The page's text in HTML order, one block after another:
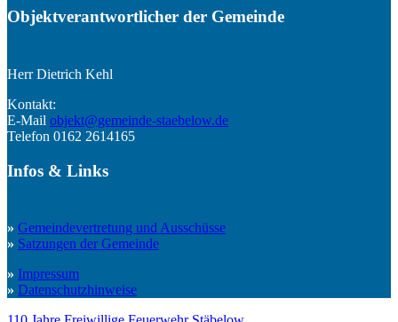
Objektverantwortlicher der Gemeinde
Herr Dietrich Kehl
Kontakt:
E-Mail objekt@gemeinde-staebelow.de
Telefon 0162 2614165
Infos & Links
» Gemeindevertretung und Ausschüsse
» Satzungen der Gemeinde
» Impressum
» Datenschutzhinweise